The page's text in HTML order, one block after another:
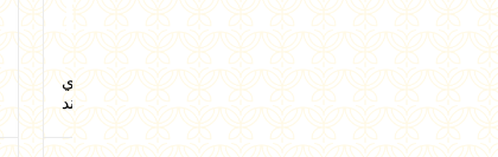
هيلثي كولا مشروب غازي
ليمون 1 لتر من هيلثي اند
تيستي
كولا مشروب غازي تفاح
اخضر 1 لتر من هيلثي اند
تيستي